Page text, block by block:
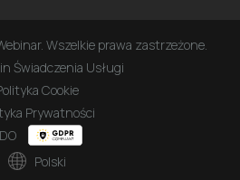
Wszelkie prawa zastrzeżone.
Świadczenia Usługi
Cookie
Prywatności
Polski